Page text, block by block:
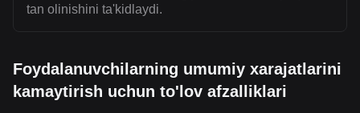
tan olinishini ta'kidlaydi.
Foydalanuvchilarning umumiy xarajatlarini
kamaytirish uchun to'lov afzalliklari